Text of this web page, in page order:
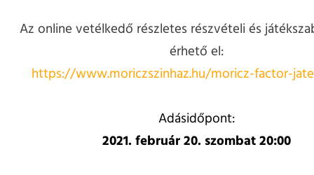
Az online vetélkedő részletes részvételi és
érhető el:
https://www.moriczszinhaz.hu/moricz-factor-
Adásidőpont:
2021. február 20. szombat 20:00